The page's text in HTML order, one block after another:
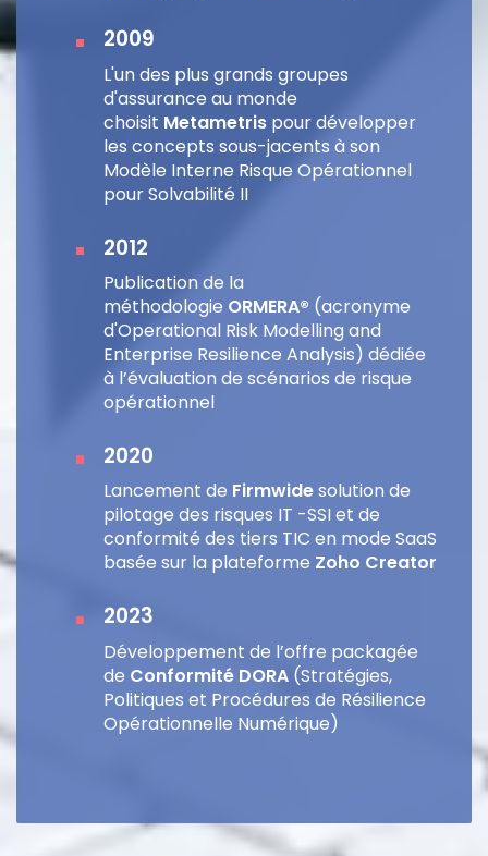
2009
L'un des plus grands groupes
d'assurance au monde
choisit Metametris pour développer
les concepts sous-jacents à son
Modèle Interne Risque Opérationnel
pour Solvabilité II
2012
Publication de la
méthodologie ORMERA® (acronyme
d'Operational Risk Modelling and
Enterprise Resilience Analysis) dédiée
à l’évaluation de scénarios de risque
opérationnel
2020
Lancement de Firmwidesolution de
pilotage des risques IT -SSI et de
conformité des tiers TIC en mode SaaS
basée sur la plateforme Zoho Creator
2023
Développement de l’offre packagée
de Conformité DORA (Stratégies,
Politiques et Procédures de Résilience
Opérationnelle Numérique)